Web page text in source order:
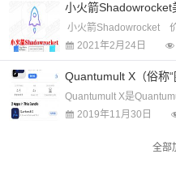
小火箭Shadowrocket
小火箭Shadowrocket
2021年2月24日
Quantumult X是
2019年11月30日
全部